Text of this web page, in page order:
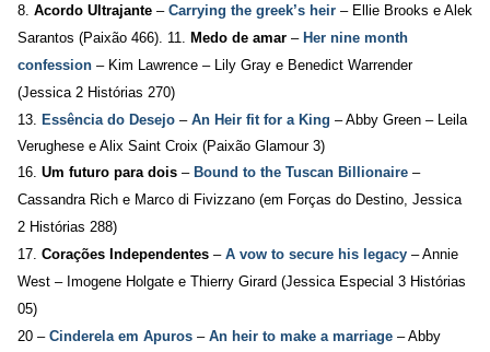
8. Acordo Ultrajante – Carrying the greek’s heir – Ellie Brooks e Alek
Sarantos (Paixão 466). 11. Medo de amar – Her nine month
confession – Kim Lawrence – Lily Gray e Benedict Warrender
(Jessica 2 Histórias 270)
13.
Essência do Desejo – An Heir fit for a King – Abby Green –
Leila
Verughese e Alix Saint Croix (Paixão Glamour 3)
16. Um futuro para dois – Bound to the Tuscan Billionaire –
Cassandra Rich e Marco di Fivizzano (em Forças do Destino, Jessica
2 Histórias 288)
17. Corações Independentes – A vow to secure his legacy – Annie
West – Imogene Holgate e Thierry Girard (Jessica Especial 3 Histórias
05)
20 – Cinderela em Apuros – An heir to make a marriage – Abby